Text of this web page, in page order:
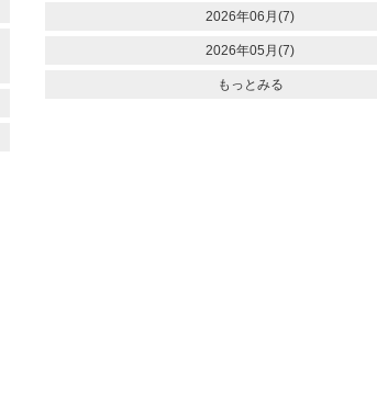
2026年06月(7)
2026年05月(7)
もっとみる